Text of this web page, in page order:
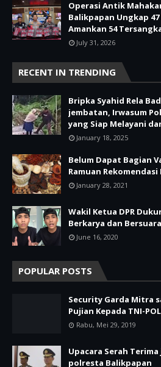
Operasi Antik
Balikpapan Ungkap
Amankan 54
July 31, 2026
RECENT IN TRENDING
Bripka Syahid Rela
jembatan, Irwasum
yang Siap Melayani
January 18, 2025
Belum Dapat Bagian
Ramuan Rekomendasi
January 28, 2021
Wakil Ketua DPR
Berkarya dan Bersuara
June 16, 2020
POPULAR POSTS
Security Garda Mitra
Pujian Kepada TNI-
Rabu, Mei 29, 2019
Upacara Serah
polresta Balikpapan